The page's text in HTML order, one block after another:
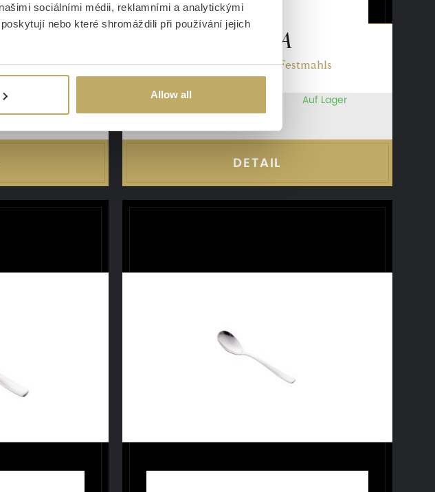
sociálními médii, reklamními a analytickými
nebo které shromáždili při používání jejich
Allow all
Löffel
MARIANNA
Einzigartigkeit eines Festmahls
3,87 €
Auf Lager
DETAIL